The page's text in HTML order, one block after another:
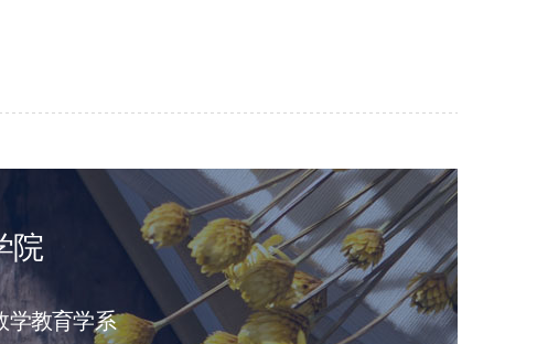
院
学教育学系